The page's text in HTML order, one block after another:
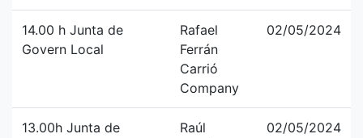
14.00 h Junta de
Govern Local
Rafael
Ferrán
Carrió
Company
02/05/2024
13.00h Junta de
Raúl
02/05/2024